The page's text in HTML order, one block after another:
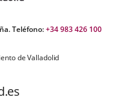
Teléfono:+34 983 426 100
de Valladolid